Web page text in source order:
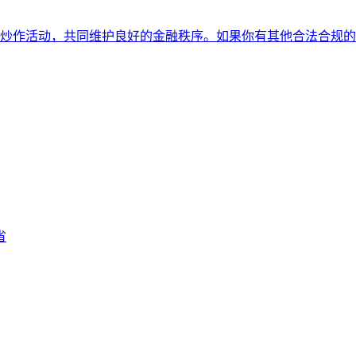
作活动，共同维护良好的金融秩序。如果你有其他合法合规